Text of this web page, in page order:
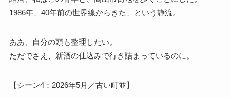
1986年、40年前の世界線からきた、という静流。
ああ、自分の頭も整理したい。
ただでさえ、新酒の仕込みで行き詰まっているのに。
【シーン4：2026年5月／古い町並】